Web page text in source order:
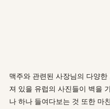
맥주와 관련된 사장님의 다양
져 있을 유럽의 사진들이 벽을
나 하나 들여다보는 것 또한 마